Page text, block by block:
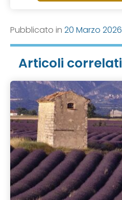
Pubblicato in 20 Marzo 2026
Articoli correlati